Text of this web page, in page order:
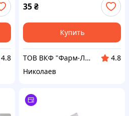
4.8
(XIAMEN BOSON BIOTECH
CO., LTD.)
35₴
Купить
ТОВ ВКФ "Фарм-Лайн"
4.8
Николаев